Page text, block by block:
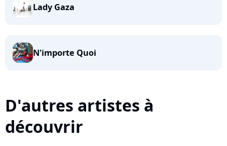
Lady Gaza
N'importe Quoi
D'autres artistes à
découvrir